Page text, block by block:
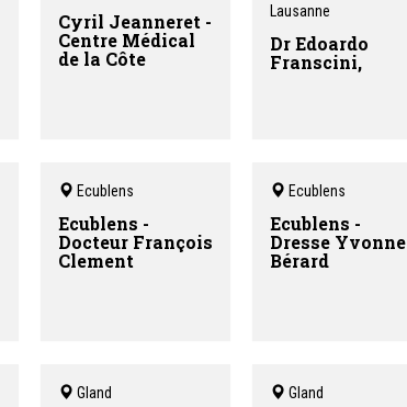
Cyril Jeanneret -
Centre Médical
de la Côte
Lausanne
Dr Edoardo
Franscini,
Ecublens
Ecublens -
Docteur François
Clement
Ecublens
Ecublens -
Dresse Yvonne
Bérard
Gland Gland